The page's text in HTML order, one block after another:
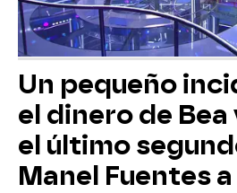
Un pequeño
el dinero de Bea
el último
Manel Fuentes